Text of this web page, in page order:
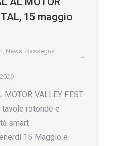
15 maggio
, News, Rassegna
MOTOR VALLEY FEST
tavole rotonde e
smart
15 Maggio e